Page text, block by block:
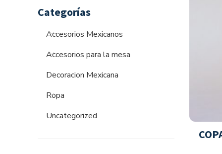
Categorías
Accesorios Mexicanos
Accesorios para la mesa
Decoracion Mexicana
Ropa
Uncategorized